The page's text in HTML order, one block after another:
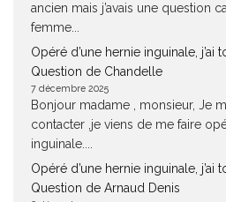
ancien mais j’avais une question
femme...
Opéré d’une hernie inguinale, j’ai
Question de Chandelle
7 décembre 2025
Bonjour madame , monsieur, Je
contacter ,je viens de me faire
inguinale....
Opéré d’une hernie inguinale, j’ai
Question de Arnaud Denis